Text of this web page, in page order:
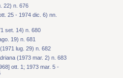
22) n. 676
25 - 1974 dic. 6) nn.
set. 14) n. 680
19) n. 681
lug. 29) n. 682
(1973 mar. 2) n. 683
ott. 1; 1973 mar. 5 -